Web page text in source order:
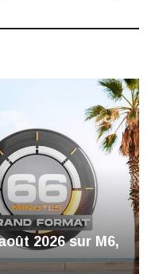
2026 sur M6,